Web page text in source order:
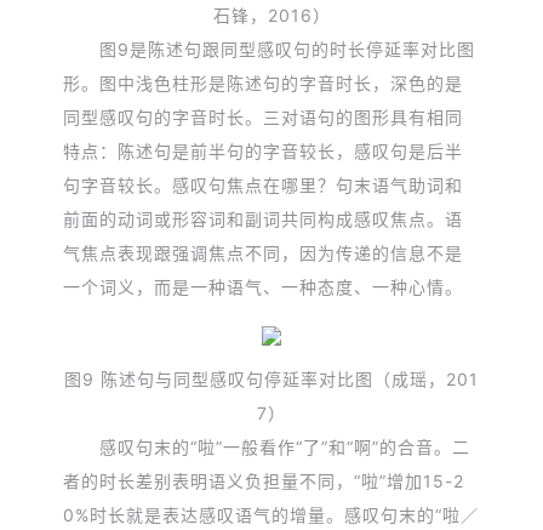
石锋，2016）
图9是陈述句跟同型感叹句的时长停延率对比图
形。图中浅色柱形是陈述句的字音时长，深色的是
同型感叹句的字音时长。三对语句的图形具有相同
特点：陈述句是前半句的字音较长，感叹句是后半
句字音较长。感叹句焦点在哪里？句末语气助词和
前面的动词或形容词和副词共同构成感叹焦点。语
气焦点表现跟强调焦点不同，因为传递的信息不是
一个词义，而是一种语气、一种态度、一种心情。
图9 陈述句与同型感叹句停延率对比图
（成瑶，201
7）
感叹句末的“啦”一般看作“了”和“啊”的合音。二
者的时长差别表明语义负担量不同，“啦”增加15-2
0%时长就是表达感叹语气的增量。感叹句末的“啦／